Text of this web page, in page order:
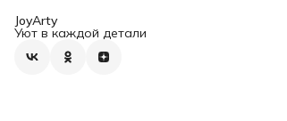
JoyArty
Уют в каждой детали